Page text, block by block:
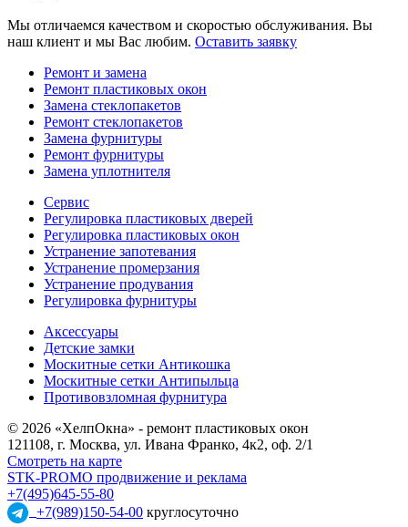
Мы отличаемся качеством и скоростью обслуживания. Вы
наш клиент и мы Вас любим. Оставить заявку
Ремонт и замена
Ремонт пластиковых окон
Замена стеклопакетов
Ремонт стеклопакетов
Замена фурнитуры
Ремонт фурнитуры
Замена уплотнителя
Сервис
Регулировка пластиковых дверей
Регулировка пластиковых окон
Устранение запотевания
Устранение промерзания
Устранение продувания
Регулировка фурнитуры
Аксессуары
Детские замки
Москитные сетки Антикошка
Москитные сетки Антипыльца
Противовзломная фурнитура
© 2026 «ХелпОкна» - ремонт пластиковых окон
121108, г. Москва, ул. Ивана Франко, 4к2, оф. 2/1
Смотреть на карте
STK-PROMO продвижение и реклама
+7(495)645-55-80
+7(989)150-54-00 круглосуточно